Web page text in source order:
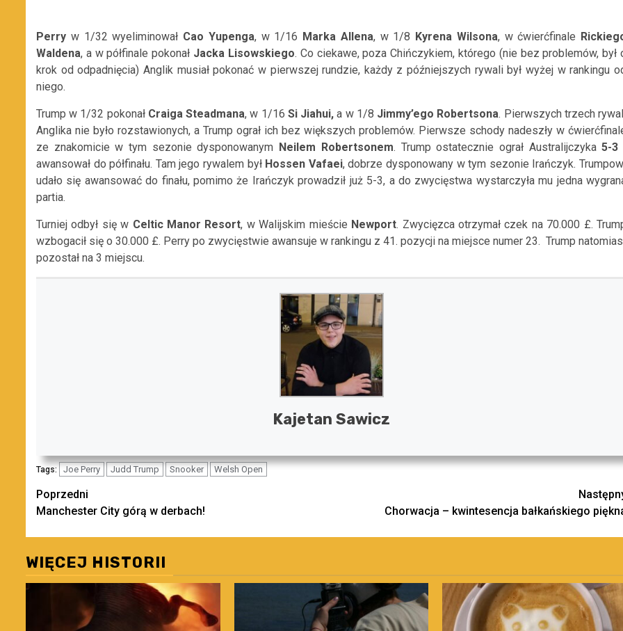
Perry w 1/32 wyeliminował Cao Yupenga, w 1/16 Marka Allena, w 1/8 Kyrena Wilsona, w ćwierćfinale
Waldena, a w półfinale pokonał Jacka Lisowskiego. Co ciekawe, poza Chińczykiem, którego (nie bez problemów, był
krok od odpadnięcia) Anglik musiał pokonać w pierwszej rundzie, każdy z późniejszych rywali był wyżej w rankingu
niego.
Trump w 1/32 pokonałCraiga Steadmana, w 1/16 Si Jiahui,a w 1/8 Jimmy’ego Robertsona. Pierwszych trzech
Anglika nie było rozstawionych, a Trump ograł ich bez większych problemów. Pierwsze schody nadeszły w
ze znakomicie w tym sezonie dysponowanym
Neilem Robertsonem. Trump ostatecznie ograł Australijczyka5-3
awansował do półfinału. Tam jego rywalem był Hossen Vafaei, dobrze dysponowany w tym sezonie Irańczyk.
udało się awansować do finału, pomimo że Irańczyk prowadził już 5-3, a do zwycięstwa wystarczyła mu jedna
partia.
Turniej odbył się w Celtic Manor Resort, w Walijskim mieście Newport. Zwycięzca otrzymał czek na 70.000 £.
wzbogacił się o 30.000 £. Perry po zwycięstwie awansuje w rankingu z 41. pozycji na miejsce numer 23. Trump
pozostał na 3 miejscu.
Kajetan Sawicz
Tags: Joe Perry Judd Trump Snooker Welsh Open
Zobacz
wpisy
Poprzedni
Manchester City górą w derbach!
Chorwacja – kwintesencja bałkańskiego
WIĘCEJ HISTORII